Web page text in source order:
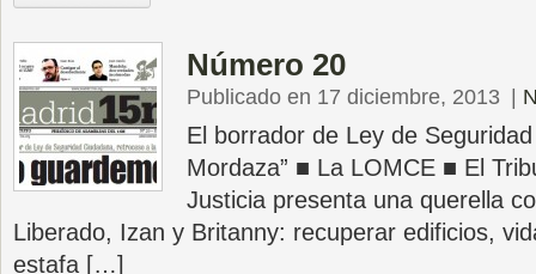
Número 20
Publicado en 17 diciembre, 2013
El borrador de Ley de
Mordaza” ■ La LOMCE ■ El
Justicia presenta una querella
Liberado, Izan y Britanny: recuperar edificios,
estafa […]